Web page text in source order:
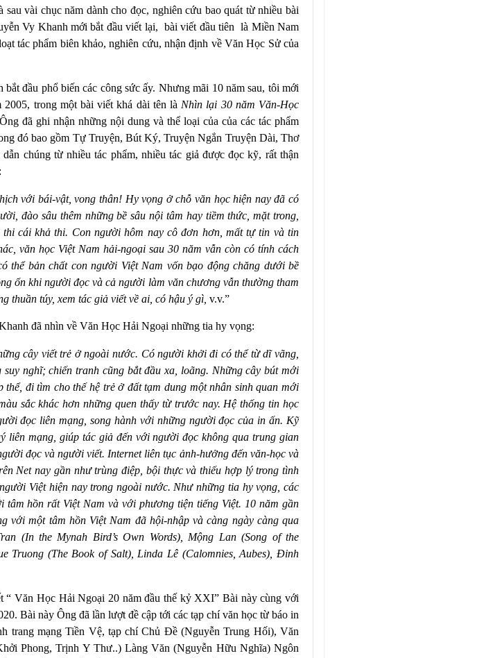
sau vài chục năm dành cho đọc, nghiên cứu bao quát từ nhiều bài
Vy Khanh mới bắt đầu viết lại, bài viết đầu tiên là Miền Nam
tác phẩm biên khảo, nghiên cứu, nhận định về Văn Học Sử của
đầu phổ biến các công sức ấy. Nhưng mãi 10 năm sau, tôi mới
trong một bài viết khá dài tên là Nhìn lại 30 năm Văn-Học
Ông đã ghi nhận những nội dung và thể loại của của các tác phẩm
đó bao gồm Tự Truyện, Bút Ký, Truyện Ngắn Truyện Dài, Thơ
chúng từ nhiều tác phẩm, nhiều tác giả được đọc kỹ, rất thận
với bái-vật, vong thân! Hy vọng ở chỗ văn học hiện nay đã có
đào sâu thêm những bề sâu nội tâm hay tiềm thức, mặt trong,
cái khả thi. Con người hôm nay cô đơn hơn, mất tự tin và tin
văn học Việt Nam hải-ngoại sau 30 năm vẫn còn có tính cách
thể bản chất con người Việt Nam vốn bạo động chăng dưới bề
ổn khi người đọc và cả người làm văn chương vẫn thường tham
thuần túy, xem tác giả viết về ai, có hậu ý gì, v.v.”
đã nhìn về Văn Học Hải Ngoại những tia hy vọng:
cây viết trẻ ở ngoài nước. Có người khởi đi có thể từ dĩ vãng,
nghĩ; chiến tranh cũng bắt đầu xa, loãng. Những cây bút mới
đi tìm cho thế hệ trẻ ở đất tạm dung một nhân sinh quan mới
sắc khác hơn những quen thấy từ trước nay. Hệ thống tin học
đọc liên mạng, song hành với những người đọc của in ấn. Kỹ
liên mạng, giúp tác giả đến với người đọc không qua trung gian
đọc và người viết. Internet liên tục ảnh-hưởng đến văn-học và
Net nay gần như trùng điệp, bội thực và thiếu hợp lý trong tình
Việt hiện nay trong ngoài nước. Như những tia hy vọng, các
hồn rất Việt Nam và với phương tiện tiếng Việt. 10 năm gần
với một tâm hồn Việt Nam đã hội-nhập và càng ngày càng qua
(In the Mynah Bird’s Own Words), Mộng Lan (Song of the
Truong (The Book of Salt), Linda Lê (Calomnies, Aubes), Đinh
“ Văn Học Hải Ngoại 20 năm đầu thế kỷ XXI” Bài này cùng với
Bài này Ông đã lần lượt đề cập tới các tạp chí văn học từ báo in
trang mạng Tiền Vệ, tạp chí Chủ Đề (Nguyễn Trung Hối), Văn
Phong, Trịnh Y Thư..) Làng Văn (Nguyễn Hữu Nghĩa) Ngôn